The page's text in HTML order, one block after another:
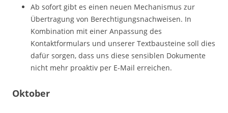
Ab sofort gibt es einen neuen Mechanismus zur
Übertragung von Berechtigungsnachweisen. In
Kombination mit einer Anpassung des
Kontaktformulars und unserer Textbausteine soll dies
dafür sorgen, dass uns diese sensiblen Dokumente
nicht mehr proaktiv per E-Mail erreichen.
Oktober